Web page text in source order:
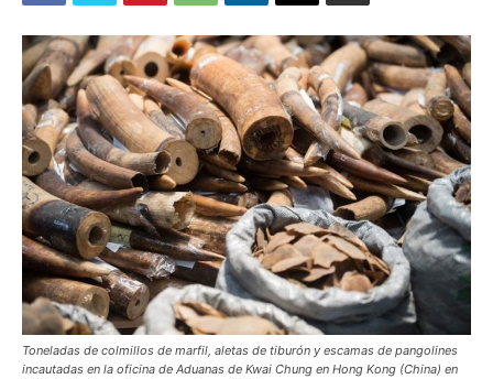
Toneladas de colmillos de marfil, aletas de tiburón y escamas de pangolines
incautadas en la oficina de Aduanas de Kwai Chung en Hong Kong (China) en